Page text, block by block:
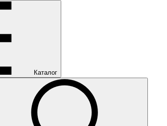
Каталог